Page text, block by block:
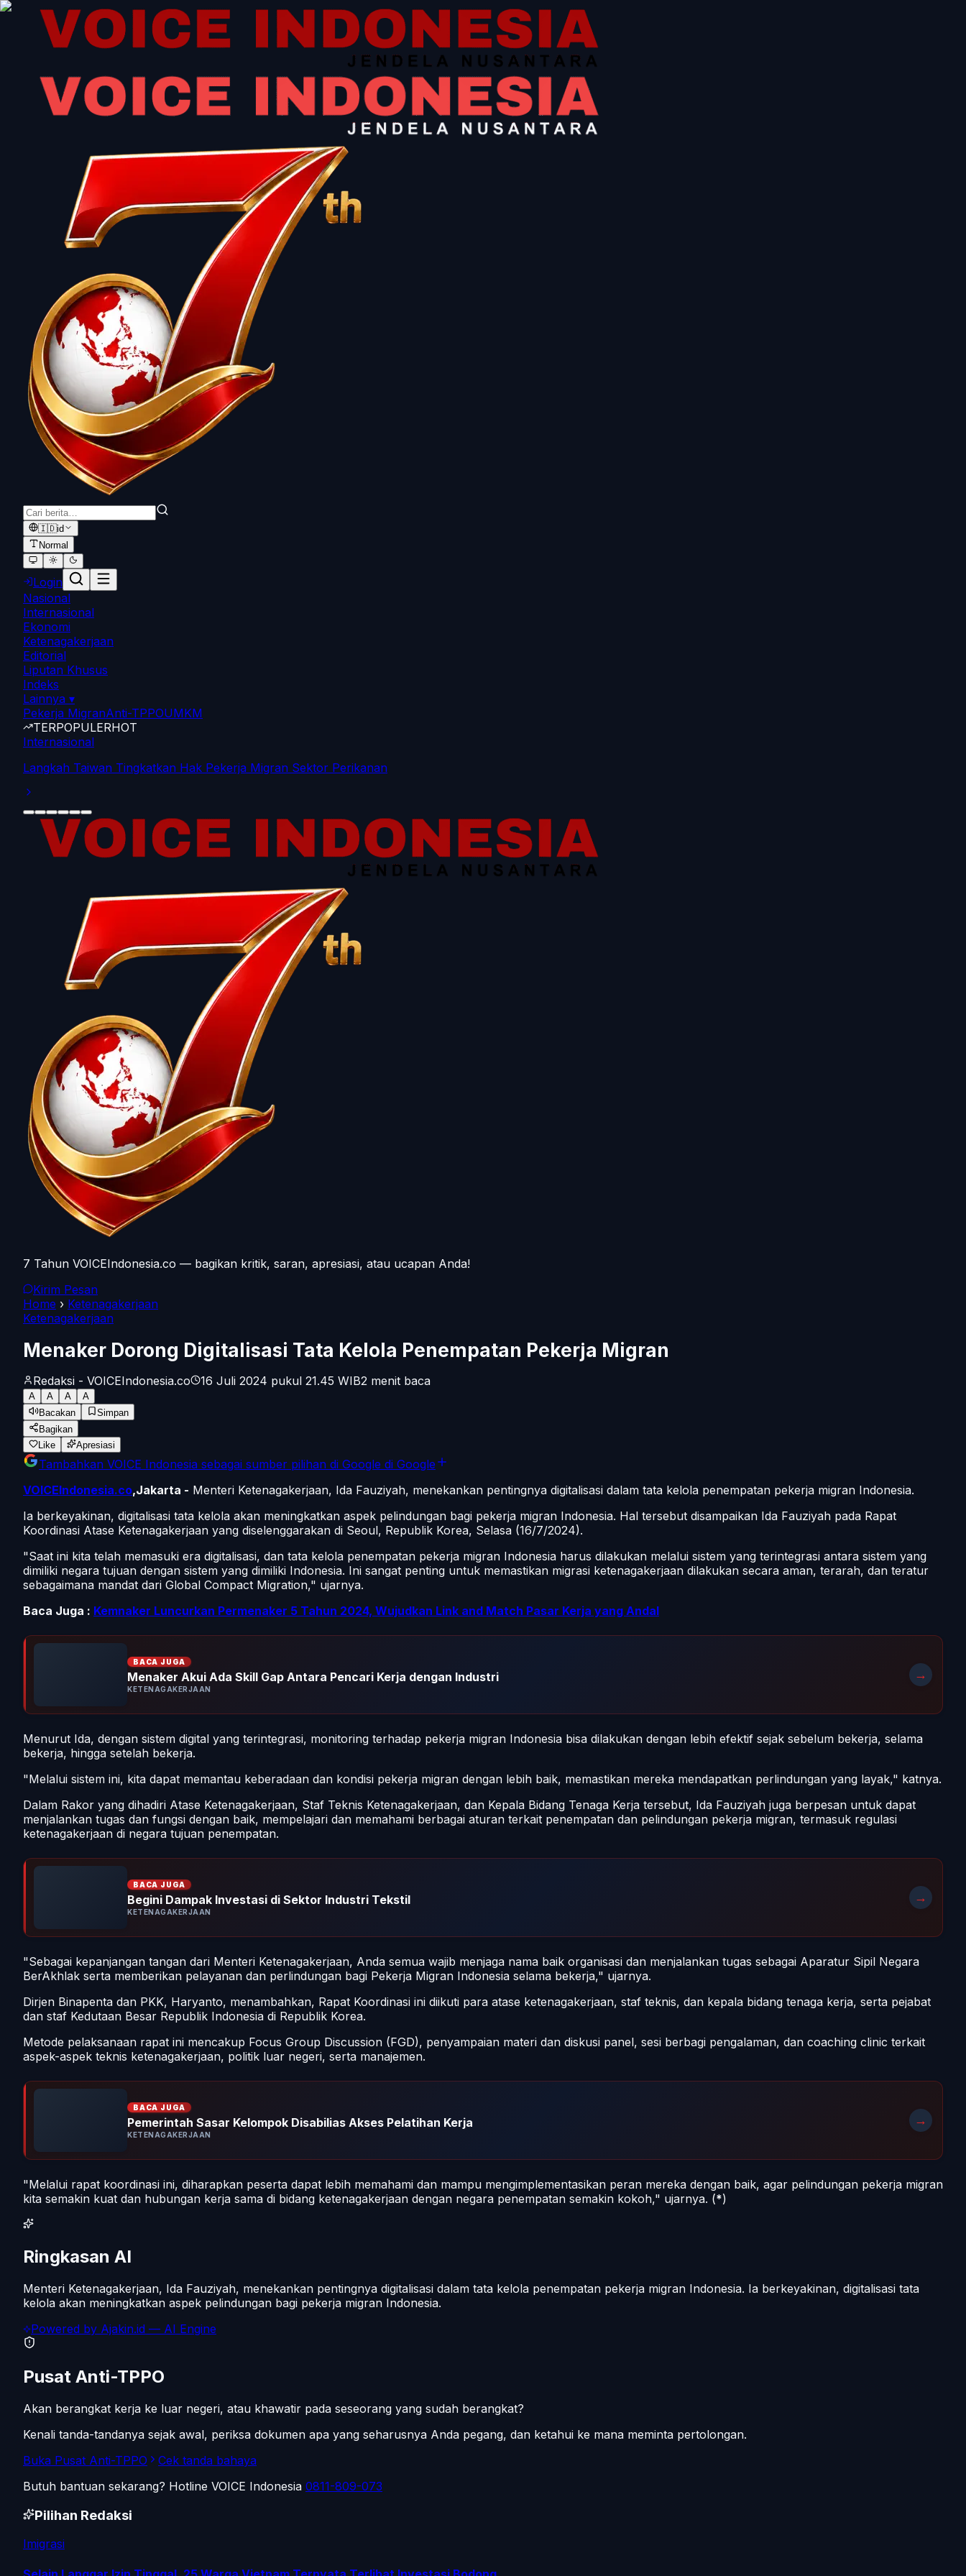
🇮🇩id
Normal
Login
Nasional
Internasional
Ekonomi
Ketenagakerjaan
Editorial
Liputan Khusus
Indeks
Lainnya ▾
Pekerja MigranAnti-TPPOUMKM
TERPOPULERHOT
Internasional
Langkah Taiwan Tingkatkan Hak Pekerja Migran Sektor Perikanan
7 Tahun VOICEIndonesia.co — bagikan kritik, saran, apresiasi, atau ucapan Anda!
Kirim Pesan
Home › Ketenagakerjaan
Ketenagakerjaan
Menaker Dorong Digitalisasi Tata Kelola Penempatan Pekerja Migran
Redaksi - VOICEIndonesia.co 16 Juli 2024 pukul 21.45 WIB2 menit baca
A A A
A
Bacakan
Simpan
Bagikan
Like
Apresiasi
Tambahkan VOICE Indonesia sebagai sumber pilihan di Google di Google
VOICEIndonesia.co,Jakarta - Menteri Ketenagakerjaan, Ida Fauziyah, menekankan pentingnya digitalisasi dalam tata kelola penempatan pekerja migran Indonesia.
Ia berkeyakinan, digitalisasi tata kelola akan meningkatkan aspek pelindungan bagi pekerja migran Indonesia. Hal tersebut disampaikan Ida Fauziyah pada Rapat
Koordinasi Atase Ketenagakerjaan yang diselenggarakan di Seoul, Republik Korea, Selasa (16/7/2024).
"Saat ini kita telah memasuki era digitalisasi, dan tata kelola penempatan pekerja migran Indonesia harus dilakukan melalui sistem yang terintegrasi antara sistem yang
dimiliki negara tujuan dengan sistem yang dimiliki Indonesia. Ini sangat penting untuk memastikan migrasi ketenagakerjaan dilakukan secara aman, terarah, dan teratur
sebagaimana mandat dari Global Compact Migration," ujarnya.
Baca Juga : Kemnaker Luncurkan Permenaker 5 Tahun 2024, Wujudkan Link and Match Pasar Kerja yang Andal
BACA JUGA
Menaker Akui Ada Skill Gap Antara Pencari Kerja dengan Industri
KETENAGAKERJAAN
→
Menurut Ida, dengan sistem digital yang terintegrasi, monitoring terhadap pekerja migran Indonesia bisa dilakukan dengan lebih efektif sejak sebelum bekerja, selama
bekerja, hingga setelah bekerja.
"Melalui sistem ini, kita dapat memantau keberadaan dan kondisi pekerja migran dengan lebih baik, memastikan mereka mendapatkan perlindungan yang layak," katnya.
Dalam Rakor yang dihadiri Atase Ketenagakerjaan, Staf Teknis Ketenagakerjaan, dan Kepala Bidang Tenaga Kerja tersebut, Ida Fauziyah juga berpesan untuk dapat
menjalankan tugas dan fungsi dengan baik, mempelajari dan memahami berbagai aturan terkait penempatan dan pelindungan pekerja migran, termasuk regulasi
ketenagakerjaan di negara tujuan penempatan.
BACA JUGA
Begini Dampak Investasi di Sektor Industri Tekstil
KETENAGAKERJAAN
→
"Sebagai kepanjangan tangan dari Menteri Ketenagakerjaan, Anda semua wajib menjaga nama baik organisasi dan menjalankan tugas sebagai Aparatur Sipil Negara
BerAkhlak serta memberikan pelayanan dan perlindungan bagi Pekerja Migran Indonesia selama bekerja," ujarnya.
Dirjen Binapenta dan PKK, Haryanto, menambahkan, Rapat Koordinasi ini diikuti para atase ketenagakerjaan, staf teknis, dan kepala bidang tenaga kerja, serta pejabat
dan staf Kedutaan Besar Republik Indonesia di Republik Korea.
Metode pelaksanaan rapat ini mencakup Focus Group Discussion (FGD), penyampaian materi dan diskusi panel, sesi berbagi pengalaman, dan coaching clinic terkait
aspek-aspek teknis ketenagakerjaan, politik luar negeri, serta manajemen.
BACA JUGA
Pemerintah Sasar Kelompok Disabilias Akses Pelatihan Kerja
KETENAGAKERJAAN
→
"Melalui rapat koordinasi ini, diharapkan peserta dapat lebih memahami dan mampu mengimplementasikan peran mereka dengan baik, agar pelindungan pekerja migran
kita semakin kuat dan hubungan kerja sama di bidang ketenagakerjaan dengan negara penempatan semakin kokoh," ujarnya. (*)
Ringkasan AI
Menteri Ketenagakerjaan, Ida Fauziyah, menekankan pentingnya digitalisasi dalam tata kelola penempatan pekerja migran Indonesia. Ia berkeyakinan, digitalisasi tata
kelola akan meningkatkan aspek pelindungan bagi pekerja migran Indonesia.
Powered by Ajakin.id — AI Engine
Pusat Anti-TPPO
Akan berangkat kerja ke luar negeri, atau khawatir pada seseorang yang sudah berangkat?
Kenali tanda-tandanya sejak awal, periksa dokumen apa yang seharusnya Anda pegang, dan ketahui ke mana meminta pertolongan.
Buka Pusat Anti-TPPO
Cek tanda bahaya
Butuh bantuan sekarang? Hotline VOICE Indonesia 0811-809-073
Pilihan Redaksi
Imigrasi